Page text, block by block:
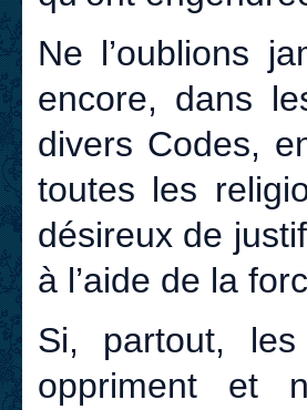
Ne l’oublions
encore, dans
divers Codes,
toutes les
désireux de
à l’aide de la
Si, partout,
oppriment et